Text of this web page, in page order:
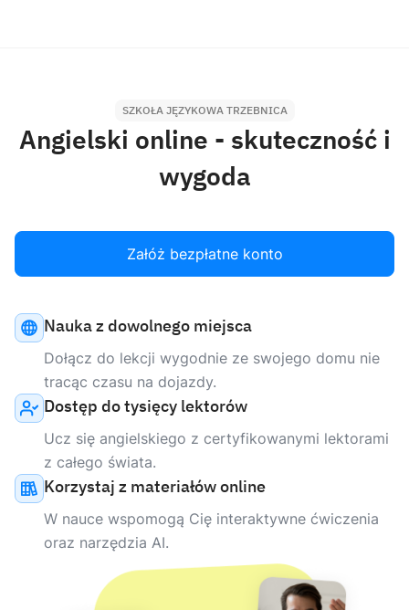
SZKOŁA JĘZYKOWA TRZEBNICA
Angielski online - skuteczność i
wygoda
Załóż bezpłatne konto
Nauka z dowolnego miejsca
Dołącz do lekcji wygodnie ze swojego domu nie
tracąc czasu na dojazdy.
Dostęp do tysięcy lektorów
Ucz się angielskiego z certyfikowanymi lektorami
z całego świata.
Korzystaj z materiałów online
W nauce wspomogą Cię interaktywne ćwiczenia
oraz narzędzia AI.